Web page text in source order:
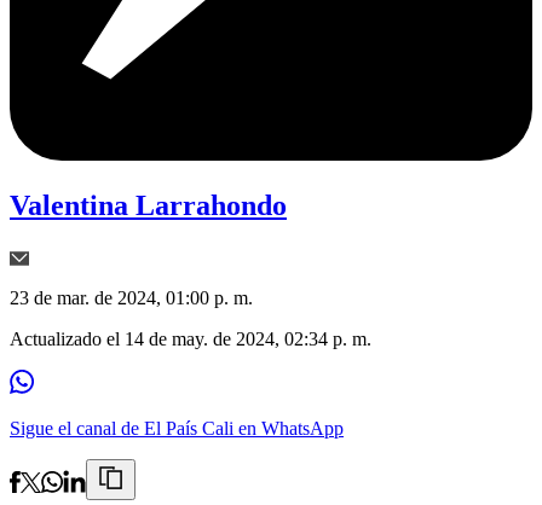
Valentina Larrahondo
23 de mar. de 2024, 01:00 p. m.
Actualizado el 14 de may. de 2024, 02:34 p. m.
Sigue el canal de El País Cali en WhatsApp